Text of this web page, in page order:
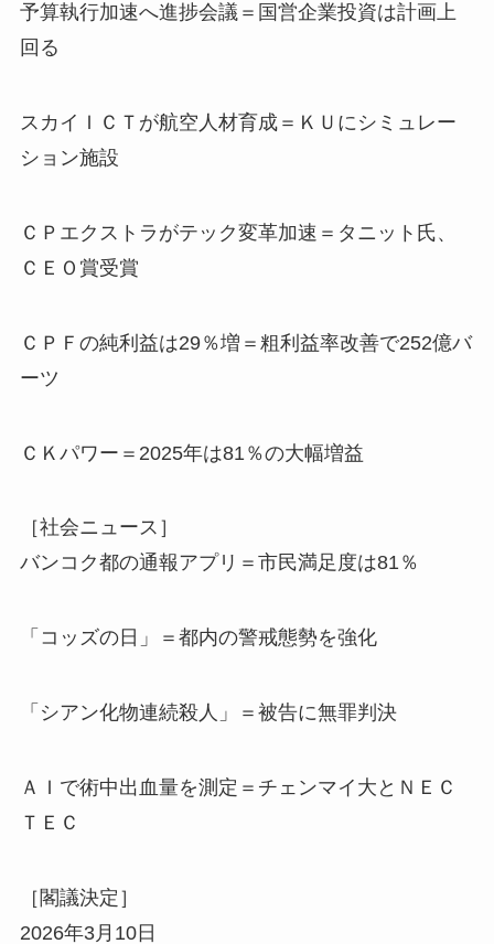
予算執行加速へ進捗会議＝国営企業投資は計画上
回る
スカイＩＣＴが航空人材育成＝ＫＵにシミュレー
ション施設
ＣＰエクストラがテック変革加速＝タニット氏、
ＣＥＯ賞受賞
ＣＰＦの純利益は29％増＝粗利益率改善で252億バ
ーツ
ＣＫパワー＝2025年は81％の大幅増益
［社会ニュース］
バンコク都の通報アプリ＝市民満足度は81％
「コッズの日」＝都内の警戒態勢を強化
「シアン化物連続殺人」＝被告に無罪判決
ＡＩで術中出血量を測定＝チェンマイ大とＮＥＣ
ＴＥＣ
［閣議決定］
2026年3月10日